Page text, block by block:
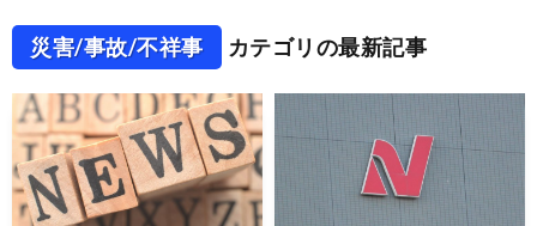
災害/事故/不祥事 カテゴリの最新記事